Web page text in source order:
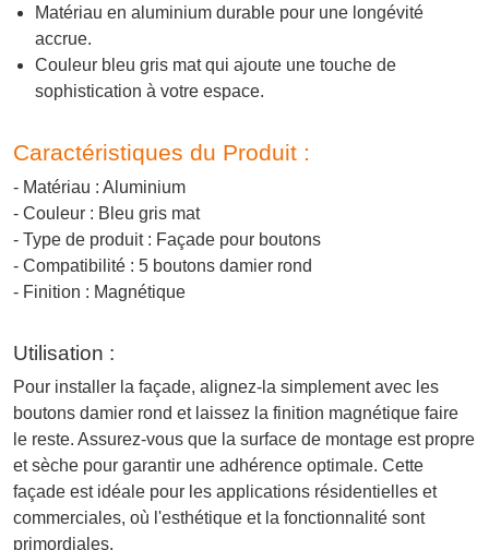
Matériau en aluminium durable pour une longévité
accrue.
Couleur bleu gris mat qui ajoute une touche de
sophistication à votre espace.
Caractéristiques du Produit :
- Matériau : Aluminium
- Couleur : Bleu gris mat
- Type de produit : Façade pour boutons
- Compatibilité : 5 boutons damier rond
- Finition : Magnétique
Utilisation :
Pour installer la façade, alignez-la simplement avec les
boutons damier rond et laissez la finition magnétique faire
le reste. Assurez-vous que la surface de montage est propre
et sèche pour garantir une adhérence optimale. Cette
façade est idéale pour les applications résidentielles et
commerciales, où l'esthétique et la fonctionnalité sont
primordiales.